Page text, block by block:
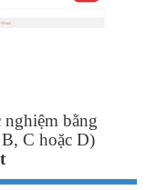
nghiệm bằng
C hoặc D)